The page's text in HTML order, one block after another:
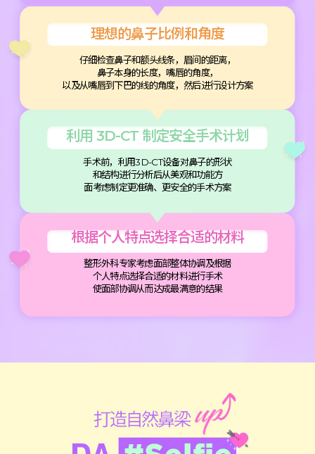
理想的鼻子比例和角度
仔细检查鼻子和额头线条，眉间的距离，
鼻子本身的长度，嘴唇的角度，
以及从嘴唇到下巴的线的角度，然后进行设计方案
利用 3D-CT 制定安全手术计划
手术前，利用3D-CT设备对鼻子的形状
和结构进行分析后从美观和功能方
面考虑制定更准确、更安全的手术方案
根据个人特点选择合适的材料
整形外科专家考虑面部整体协调及根据
个人特点选择合适的材料进行手术
使面部协调从而达成最满意的结果